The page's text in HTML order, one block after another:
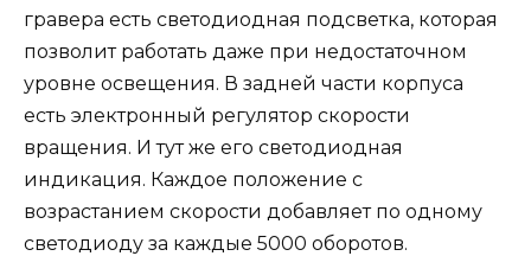
гравера есть светодиодная подсветка, которая
позволит работать даже при недостаточном
уровне освещения. В задней части корпуса
есть электронный регулятор скорости
вращения. И тут же его светодиодная
индикация. Каждое положение с
возрастанием скорости добавляет по одному
светодиоду за каждые 5000 оборотов.